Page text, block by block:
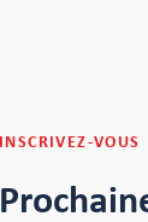
INSCRIVEZ-VOUS